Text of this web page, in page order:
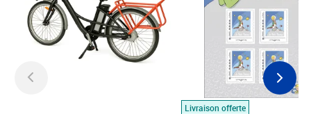
Livraison offerte